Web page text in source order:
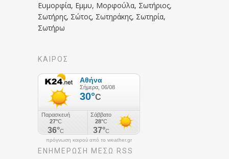
Ευμορφία, Εμμυ, Μορφούλα, Σωτήριος,
Σωτήρης, Σώτος, Σωτηράκης, Σωτηρία,
Σωτήρω
ΚΑΙΡΟΣ
πρόγνωση καιρού από το weather.gr
ΕΝΗΜΈΡΩΣΉ ΜΕΣΩ RSS